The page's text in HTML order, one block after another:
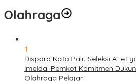
Olahraga
1
Dispora Kota Palu Seleksi Atlet
Imelda: Pemkot Komitmen
Olahraga Pelajar